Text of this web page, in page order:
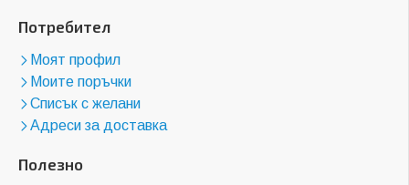
Потребител
Моят профил
Моите поръчки
Списък с желани
Адреси за доставка
Полезно